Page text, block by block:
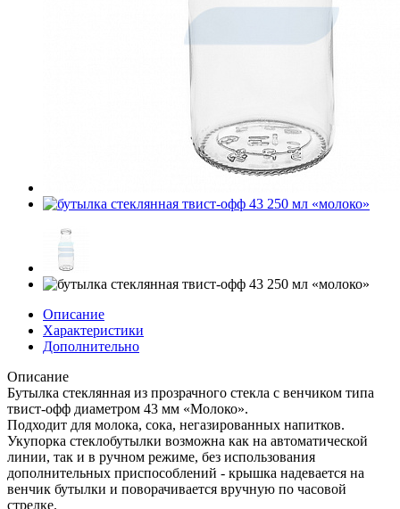
Описание
Характеристики
Дополнительно
Описание
Бутылка стеклянная из прозрачного стекла с венчиком типа
твист-офф диаметром 43 мм «Молоко».
Подходит для молока, сока, негазированных напитков.
Укупорка стеклобутылки возможна как на автоматической
линии, так и в ручном режиме, без использования
дополнительных приспособлений - крышка надевается на
венчик бутылки и поворачивается вручную по часовой
стрелке.